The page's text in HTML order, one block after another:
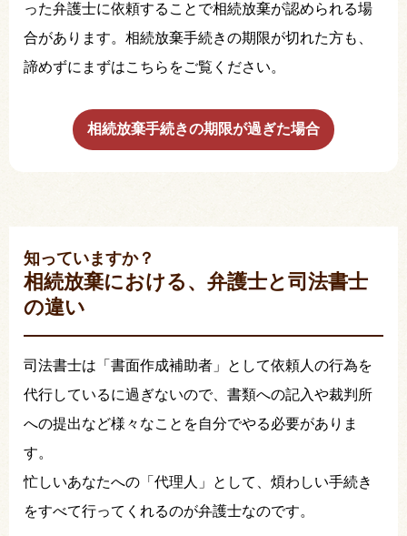
った弁護士に依頼することで相続放棄が認められる場
合があります。相続放棄手続きの期限が切れた方も、
諦めずにまずはこちらをご覧ください。
相続放棄手続きの期限が過ぎた場合
知っていますか？
相続放棄における、弁護士と司法書士
の違い
司法書士は「書面作成補助者」として依頼人の行為を
代行しているに過ぎないので、書類への記入や裁判所
への提出など様々なことを自分でやる必要がありま
す。
忙しいあなたへの「代理人」として、煩わしい手続き
をすべて行ってくれるのが弁護士なのです。